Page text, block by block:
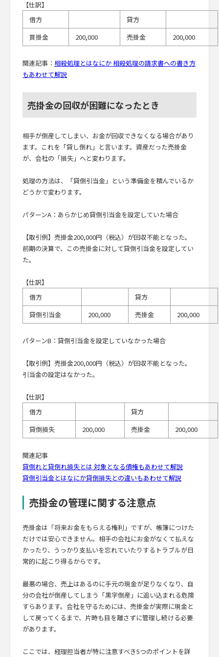
【仕訳】
借方
貸方
買掛金
200,000 売掛金 200,000
関連記事： 相殺処理とはなにか 相殺処理の請求書への書き方
もあわせて解説
売掛金の回収が困難になったとき
相手が倒産してしまい、お金が回収できなくなる場合があり
ます。これを「貸し倒れ」と言います。資産だった売掛金
が、会社の「損失」へと変わります。
処理の方法は、「貸倒引当金」という準備金を積んでいるか
どうかで変わります。
パターンA：あらかじめ貸倒引当金を設定していた場合
【取引例】売掛金200,000円（税込）が回収不能となった。
前期の決算で、この売掛金に対して貸倒引当金を設定してい
た。
【仕訳】
借方
貸方
貸倒引当金
200,000 売掛金 200,000
パターンB：貸倒引当金を設定していなかった場合
【取引例】売掛金200,000円（税込）が回収不能となった。
引当金の設定はなかった。
【仕訳】
借方
貸方
貸倒損失
200,000 売掛金 200,000
関連記事
貸倒れと貸倒れ損失とは 対象となる債権もあわせて解説
貸倒引当金とはなにか貸倒損失との違いもあわせて解説
売掛金の管理に関する注意点
売掛金は「将来お金をもらえる権利」ですが、帳簿につけた
だけでは安心できません。相手の会社にお金がなくて払えな
かったり、うっかり支払いを忘れていたりするトラブルが日
常的に起こり得るからです。
最悪の場合、売上はあるのに手元の現金が足りなくなり、自
分の会社が倒産してしまう「黒字倒産」に追い込まれる危険
すらあります。会社を守るためには、売掛金が実際に現金と
して戻ってくるまで、片時も目を離さずに管理し続ける必要
があります。
ここでは、経理担当者が特に注意すべき5つのポイントを詳